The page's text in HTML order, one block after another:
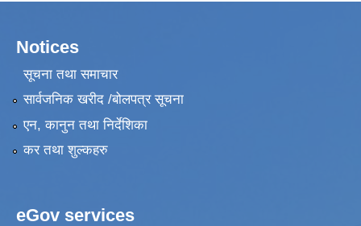
Notices
सूचना तथा समाचार
सार्वजनिक खरीद /बोलपत्र सूचना
एन, कानुन तथा निर्देशिका
कर तथा शुल्कहरु
eGov services